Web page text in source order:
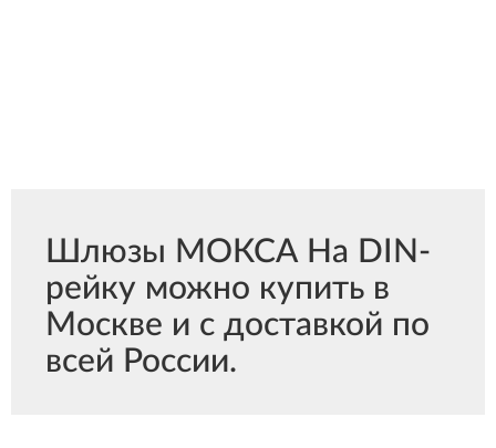
Шлюзы МОКСА На DIN-
рейку можно купить в
Москве и с доставкой по
всей России.